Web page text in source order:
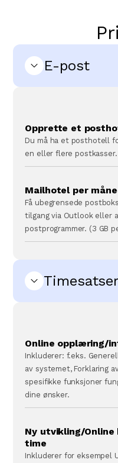
E-post
Opprette et
Du må ha et posthotell
en eller flere postkasser.
Mailhotel per
Få ubegrensede
tilgang via Outlook eller
postprogrammer. (3 GB
Timesatser
Online opplæring/
Inkluderer: f.eks.
av systemet, Forklaring
spesifikke funksjoner
dine ønsker.
Ny utvikling/
time
Inkluderer for eksempel